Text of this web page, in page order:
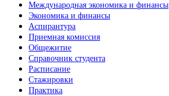
Международная экономика и финансы
Экономика и финансы
Аспирантура
Приемная комиссия
Общежитие
Справочник студента
Расписание
Стажировки
Практика